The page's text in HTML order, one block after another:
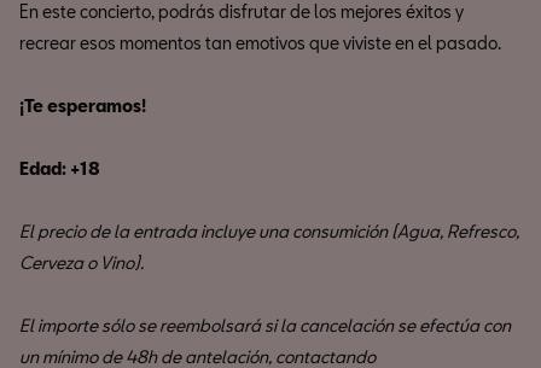
En este concierto, podrás disfrutar de los mejores éxitos y
recrear esos momentos tan emotivos que viviste en el pasado.
¡Te esperamos!
Edad: +18
El precio de la entrada incluye una consumición (Agua, Refresco,
Cerveza o Vino).
El importe sólo se reembolsará si la cancelación se efectúa con
un mínimo de 48h de antelación, contactando